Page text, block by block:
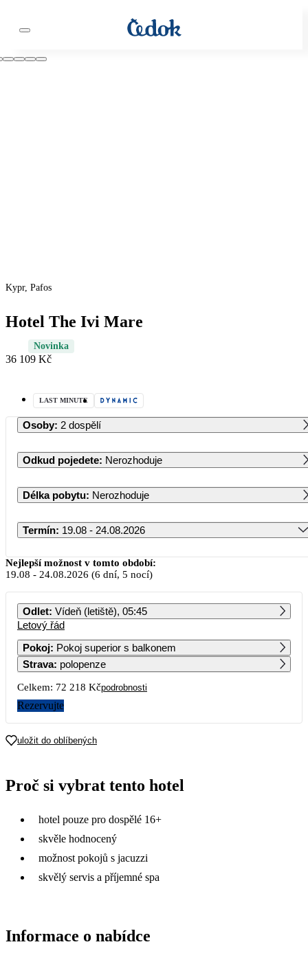
Kypr, Pafos
Hotel The Ivi Mare
Novinka
36 109 Kč
LAST MINUTE
Osoby: 2 dospělí
Odkud pojedete: Nerozhoduje
Délka pobytu: Nerozhoduje
Termín: 19.08 - 24.08.2026
Srpen 2026
PO ÚT ST ČT PÁ SO NE
3 4
10
17 18
40 789 44 629 37 509 29 859
35 169
Nejlepší možnost v tomto období:
19.08 - 24.08.2026 (6 dní, 5 nocí)
Odlet: Vídeň (letiště), 05:45
Letový řád
Pokoj:
Pokoj superior s balkonem
Strava: polopenze
Celkem: 72 218 Kčpodrobnosti
Rezervujte
uložit do oblíbených
Proč si vybrat tento hotel
hotel pouze pro dospělé 16+
skvěle hodnocený
možnost pokojů s jacuzzi
skvělý servis a příjemné spa
Informace o nabídce